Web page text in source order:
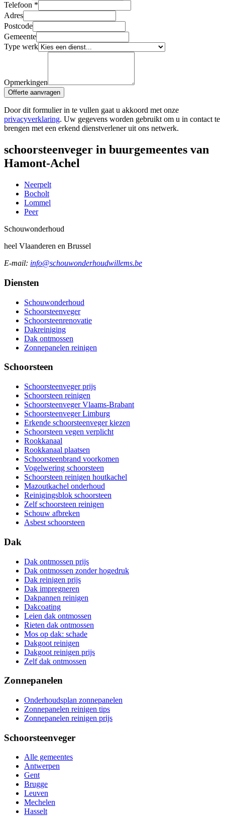
Telefoon *
Adres
Postcode
Gemeente
Type werk
Opmerkingen
Offerte aanvragen
Door dit formulier in te vullen gaat u akkoord met onze
privacyverklaring. Uw gegevens worden gebruikt om u in contact te
brengen met een erkend dienstverlener uit ons netwerk.
schoorsteenveger in buurgemeentes van
Hamont-Achel
Neerpelt
Bocholt
Lommel
Peer
Schouwonderhoud
heel Vlaanderen en Brussel
E-mail: info@schouwonderhoudwillems.be
Diensten
Schouwonderhoud
Schoorsteenveger
Schoorsteenrenovatie
Dakreiniging
Dak ontmossen
Zonnepanelen reinigen
Schoorsteen
Schoorsteenveger prijs
Schoorsteen reinigen
Schoorsteenveger Vlaams-Brabant
Schoorsteenveger Limburg
Erkende schoorsteenveger kiezen
Schoorsteen vegen verplicht
Rookkanaal
Rookkanaal plaatsen
Schoorsteenbrand voorkomen
Vogelwering schoorsteen
Schoorsteen reinigen houtkachel
Mazoutkachel onderhoud
Reinigingsblok schoorsteen
Zelf schoorsteen reinigen
Schouw afbreken
Asbest schoorsteen
Dak
Dak ontmossen prijs
Dak ontmossen zonder hogedruk
Dak reinigen prijs
Dak impregneren
Dakpannen reinigen
Dakcoating
Leien dak ontmossen
Rieten dak ontmossen
Mos op dak: schade
Dakgoot reinigen
Dakgoot reinigen prijs
Zelf dak ontmossen
Zonnepanelen
Onderhoudsplan zonnepanelen
Zonnepanelen reinigen tips
Zonnepanelen reinigen prijs
Schoorsteenveger
Alle gemeentes
Antwerpen
Gent
Brugge
Leuven
Mechelen
Hasselt